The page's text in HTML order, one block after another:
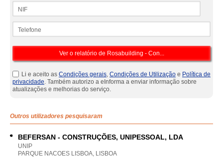
Li e aceito as Condições gerais, Condições de Utilização e Política de
privacidade. Também autorizo a eInforma a enviar informação sobre
atualizações e melhorias do serviço.
Outros utilizadores pesquisaram
BEFERSAN - CONSTRUÇÕES, UNIPESSOAL, LDA
UNIP
PARQUE NACOES LISBOA, LISBOA